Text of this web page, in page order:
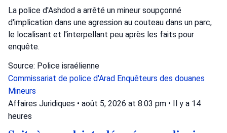
La police d'Ashdod a arrêté un mineur soupçonné
d'implication dans une agression au couteau dans un parc,
le localisant et l'interpellant peu après les faits pour
enquête.
Source: Police israélienne
Commissariat de police d'Arad Enquêteurs des douanes
Mineurs
Affaires Juridiques • août 5, 2026 at 8:03 pm • Il y a 14
heures